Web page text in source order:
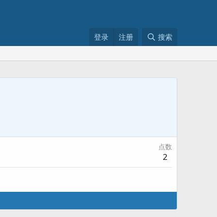
登录 注册 搜索
点数
2